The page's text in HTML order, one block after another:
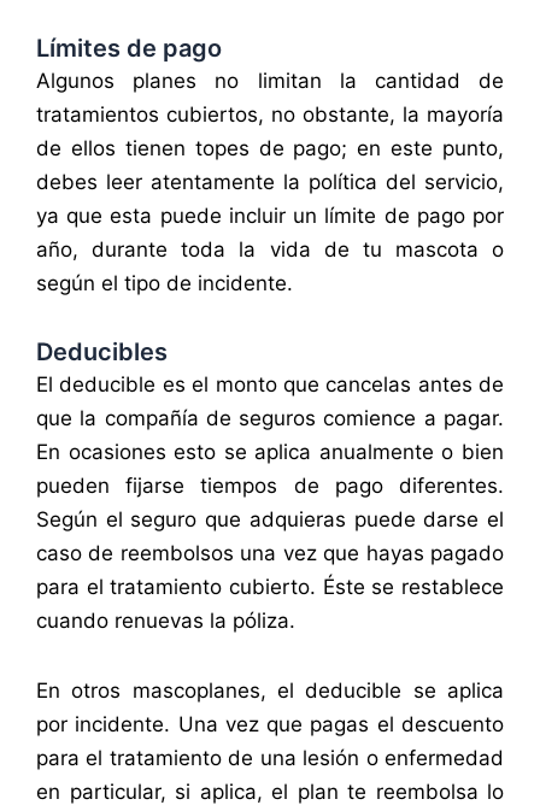
Límites de pago
Algunos planes no limitan la cantidad de
tratamientos cubiertos, no obstante, la mayoría
de ellos tienen topes de pago; en este punto,
debes leer atentamente la política del servicio,
ya que esta puede incluir un límite de pago por
año, durante toda la vida de tu mascota o
según el tipo de incidente.
Deducibles
El deducible es el monto que cancelas antes de
que la compañía de seguros comience a pagar.
En ocasiones esto se aplica anualmente o bien
pueden fijarse tiempos de pago diferentes.
Según el seguro que adquieras puede darse el
caso de reembolsos una vez que hayas pagado
para el tratamiento cubierto. Éste se restablece
cuando renuevas la póliza.
En otros mascoplanes, el deducible se aplica
por incidente. Una vez que pagas el descuento
para el tratamiento de una lesión o enfermedad
en particular, si aplica, el plan te reembolsa lo